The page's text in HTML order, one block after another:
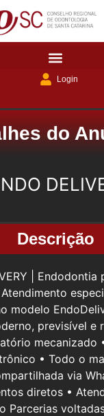
Login
do
Descrição
| Endodontia
modelo
previsível e
mecanizado
• Todo o
via
diretos •
Parcerias